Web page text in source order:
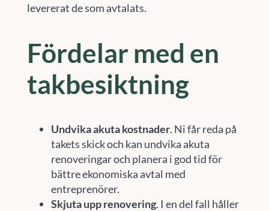
levererat de som avtalats.
Fördelar med en
takbesiktning
Undvika akuta kostnader. Ni får reda på
takets skick och kan undvika akuta
renoveringar och planera i god tid för
bättre ekonomiska avtal med
entreprenörer.
Skjuta upp renovering. I en del fall håller